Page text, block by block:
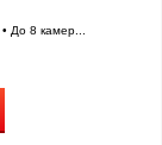
До 8 камер...